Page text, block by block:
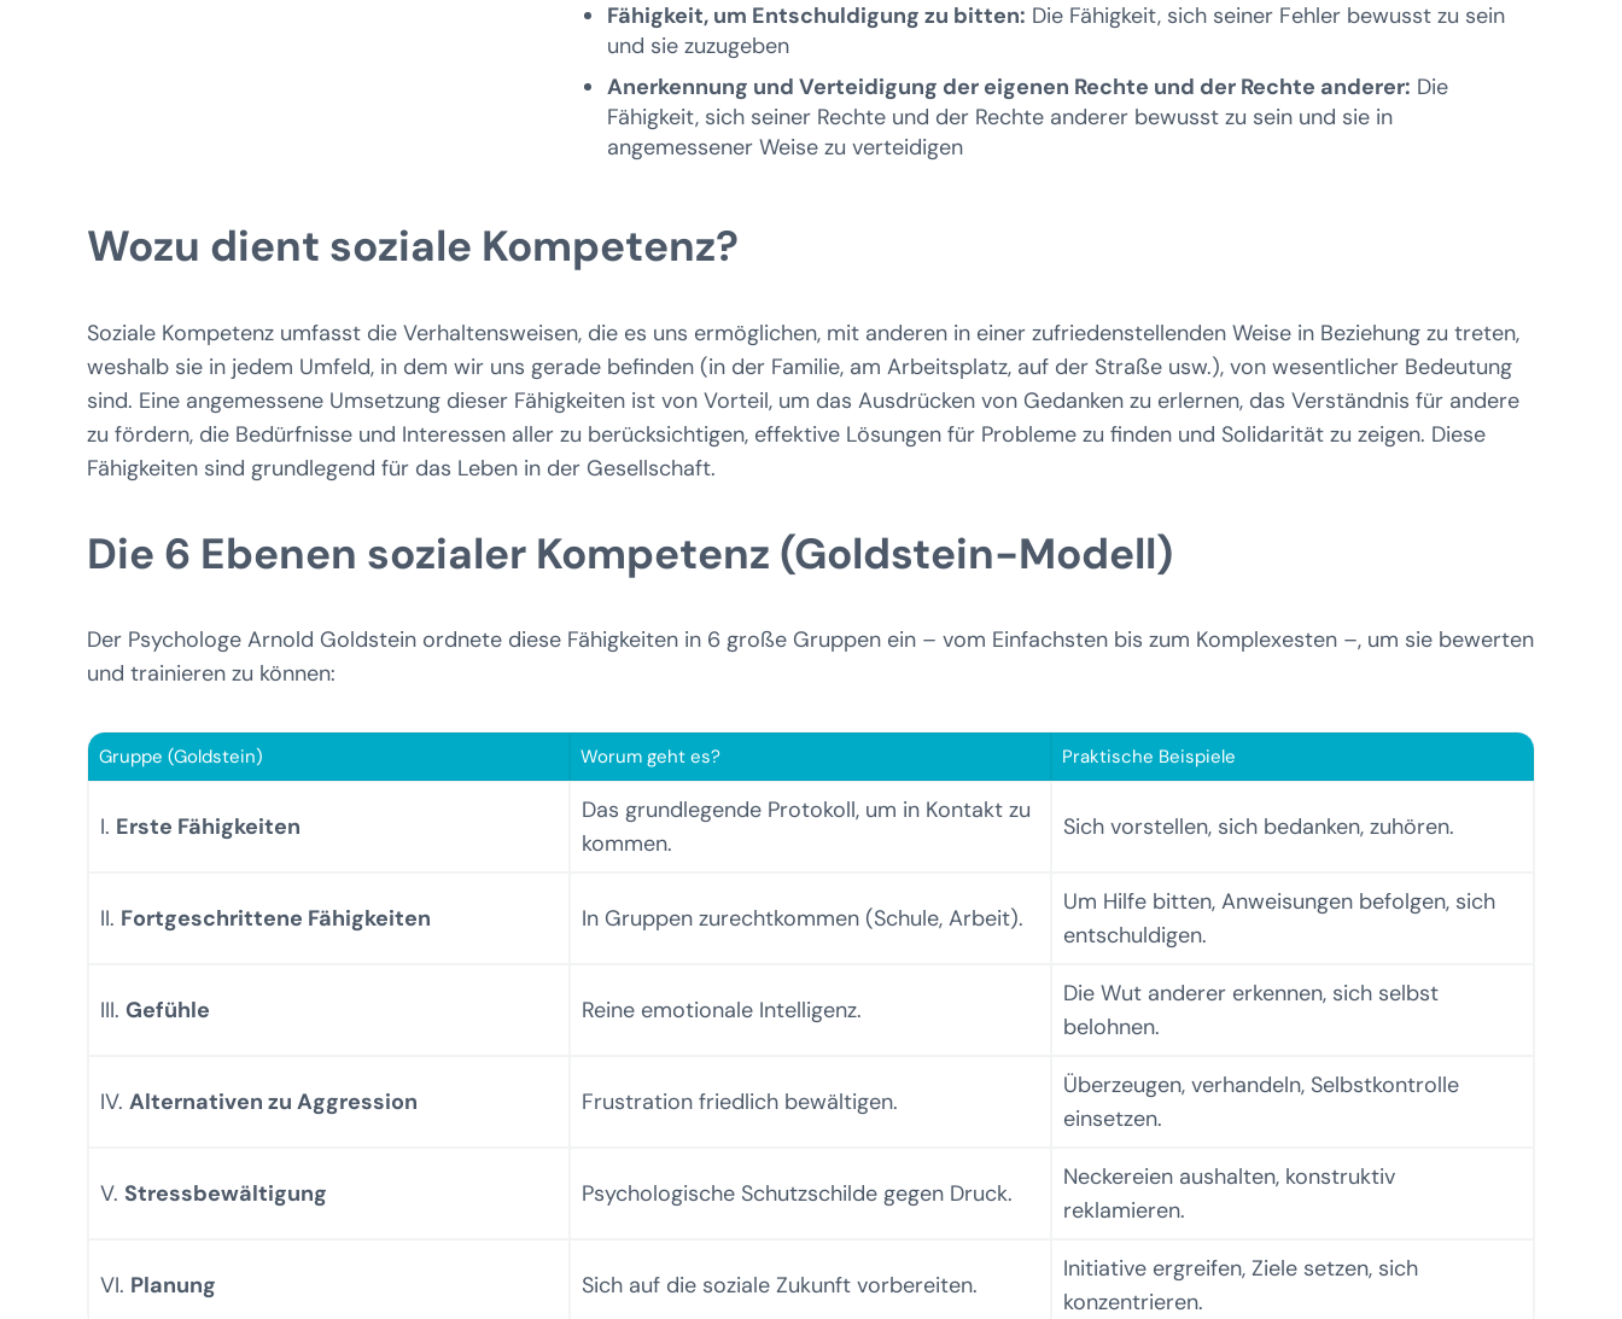
Fähigkeit, um Entschuldigung zu bitten: Die Fähigkeit, sich seiner Fehler bewusst zu sein
und sie zuzugeben
Anerkennung und Verteidigung der eigenen Rechte und der Rechte anderer: Die
Fähigkeit, sich seiner Rechte und der Rechte anderer bewusst zu sein und sie in
angemessener Weise zu verteidigen
Wozu dient soziale Kompetenz?
Soziale Kompetenz umfasst die Verhaltensweisen, die es uns ermöglichen, mit anderen in einer zufriedenstellenden Weise in Beziehung zu treten,
weshalb sie in jedem Umfeld, in dem wir uns gerade befinden (in der Familie, am Arbeitsplatz, auf der Straße usw.), von wesentlicher Bedeutung
sind. Eine angemessene Umsetzung dieser Fähigkeiten ist von Vorteil, um das Ausdrücken von Gedanken zu erlernen, das Verständnis für andere
zu fördern, die Bedürfnisse und Interessen aller zu berücksichtigen, effektive Lösungen für Probleme zu finden und Solidarität zu zeigen. Diese
Fähigkeiten sind grundlegend für das Leben in der Gesellschaft.
Die 6 Ebenen sozialer Kompetenz (Goldstein-Modell)
Der Psychologe Arnold Goldstein ordnete diese Fähigkeiten in 6 große Gruppen ein – vom Einfachsten bis zum Komplexesten –, um sie bewerten
und trainieren zu können:
Gruppe (Goldstein) Worum geht es? Praktische Beispiele
I. Erste Fähigkeiten
Das grundlegende Protokoll, um in Kontakt zu
kommen.
Sich vorstellen, sich bedanken, zuhören.
II. Fortgeschrittene Fähigkeiten In Gruppen zurechtkommen (Schule, Arbeit).
Um Hilfe bitten, Anweisungen befolgen, sich
entschuldigen.
III. Gefühle Reine emotionale Intelligenz.
Die Wut anderer erkennen, sich selbst
belohnen.
IV. Alternativen zu Aggression Frustration friedlich bewältigen.
Überzeugen, verhandeln, Selbstkontrolle
einsetzen.
V. Stressbewältigung Psychologische Schutzschilde gegen Druck.
Neckereien aushalten, konstruktiv
reklamieren.
VI. Planung Sich auf die soziale Zukunft vorbereiten.
Initiative ergreifen, Ziele setzen, sich
konzentrieren.